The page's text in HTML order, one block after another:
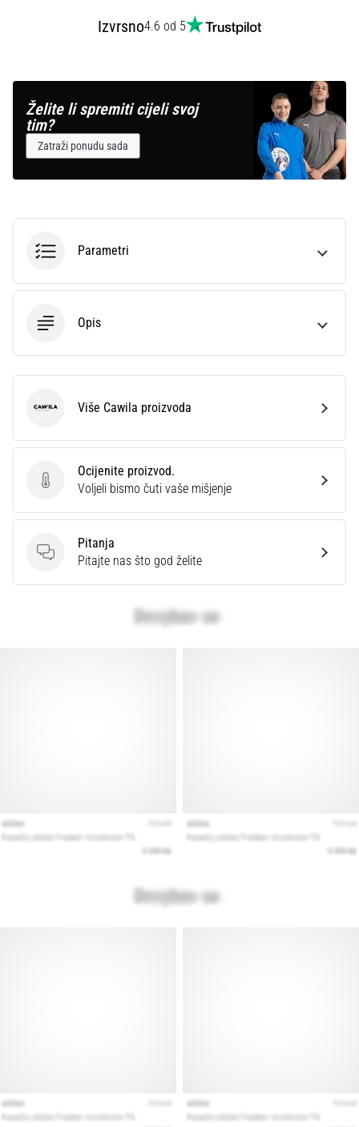
Izvrsno4.6 od 5
Želite li spremiti cijeli svoj
tim?
Zatraži ponudu sada
Parametri
Opis
Ocijenite proizvod.
Ocijenite proizvod.
Voljeli bismo čuti vaše mišjenje
Pitanja
Pitanja
Pitajte nas što god želite
Cawila Više Cawila proizvoda